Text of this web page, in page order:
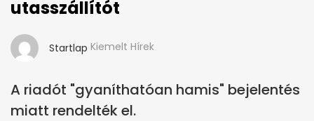
utasszállítót
Startlap Kiemelt Hírek
A riadót "gyaníthatóan hamis" bejelentés
miatt rendelték el.